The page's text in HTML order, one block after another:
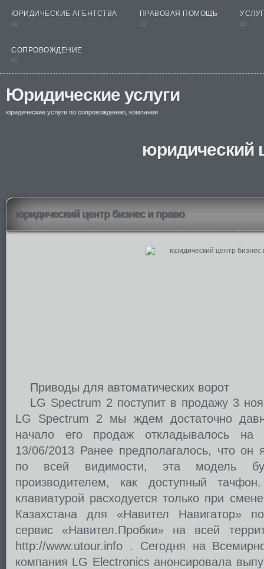
ЮРИДИЧЕСКИЕ АГЕНТСТВА
nt
ПРАВОВАЯ ПОМОЩЬ
nt
nt
СОПРОВОЖДЕНИЕ
nt
Юридические услуги
юридические услуги по сопровождению, компании
юридический
юридический центр бизнес и право
Приводы для автоматических ворот
LG Spectrum 2 поступит в продажу 3
LG Spectrum 2 мы ждем достаточно
начало его продаж откладывалось на
13/06/2013 Ранее предполагалось, что он
по всей видимости, эта модель
производителем, как доступный
клавиатурой расходуется только при
Казахстана для «Навител Навигатор»
сервис «Навител.Пробки» на всей
http://www.utour.info . Сегодня на
компания LG Electronics анонсировала